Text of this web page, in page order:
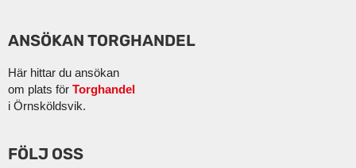
ANSÖKAN TORGHANDEL
Här hittar du ansökan
om plats för Torghandel
i Örnsköldsvik.
FÖLJ OSS